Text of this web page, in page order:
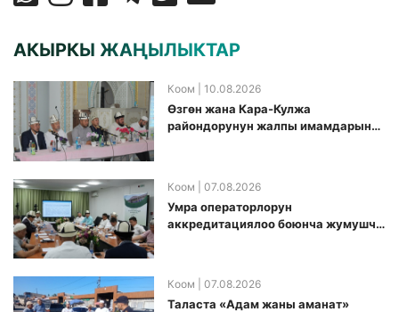
АКЫРКЫ ЖАҢЫЛЫКТАР
Коом | 10.08.2026
Өзгөн жана Кара-Кулжа
райондорунун жалпы имамдарына
Коом | 07.08.2026
Умра операторлорун
аккредитациялоо боюнча жумушчу
Коом | 07.08.2026
Таласта «Адам жаны аманат»